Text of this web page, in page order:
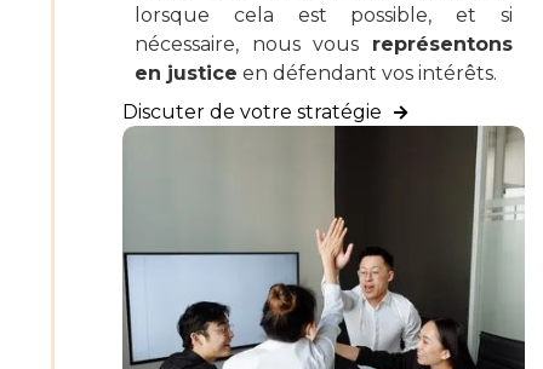
lorsque cela est possible, et si
nécessaire, nous vous représentons
en justice en défendant vos intérêts.
Discuter de votre stratégie
